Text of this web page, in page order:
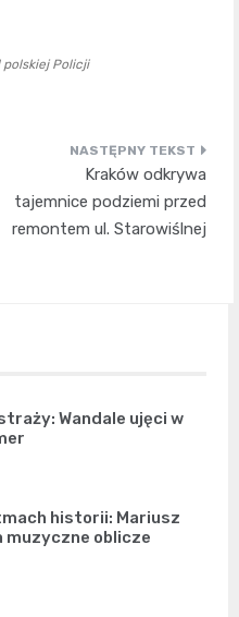
polskiej Policji
Kraków odkrywa
tajemnice podziemi przed
remontem ul. Starowiślnej
Wandale ujęci w
historii: Mariusz
muzyczne oblicze